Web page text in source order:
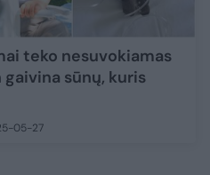
teko nesuvokiamas
sūnų, kuris
05-27